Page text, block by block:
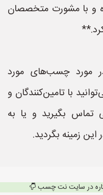
و با مشورت متخصصان
مورد چسب‌های مورد
با تامین‌کنندگان و
تماس بگیرید و یا به
زمینه بگردید.
در سایت نت چسب